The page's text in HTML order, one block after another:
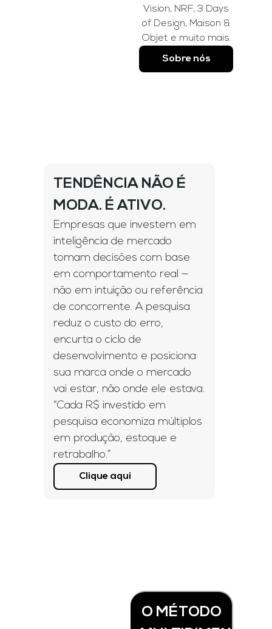
Vision, NRF, 3 Days
of Design, Maison &
Objet e muito mais.
Sobre nós
TENDÊNCIA NÃO É
MODA. É ATIVO.
Empresas que investem em
inteligência de mercado
tomam decisões com base
em comportamento real —
não em intuição ou referência
de concorrente. A pesquisa
reduz o custo do erro,
encurta o ciclo de
desenvolvimento e posiciona
sua marca onde o mercado
vai estar, não onde ele estava.
“Cada R$ investido em
pesquisa economiza múltiplos
em produção, estoque e
retrabalho.”
Clique aqui
O MÉTODO